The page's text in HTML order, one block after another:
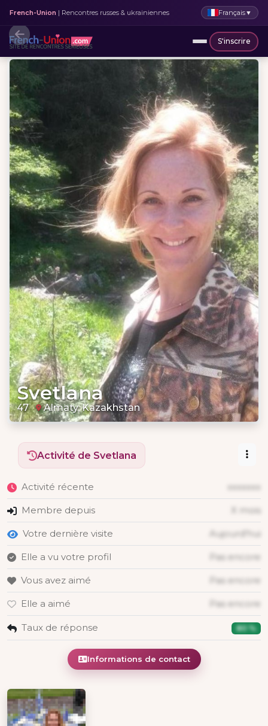
French-Union | Rencontres russes & ukrainiennes Français▼
S'inscrire
Svetlana
47 Almaty, Kazakhstan
Activité de Svetlana
Activité récente xxxxxxx
Membre depuis X mois
Votre dernière visite Aujourd'hui
Elle a vu votre profil Pas encore
Vous avez aimé Pas encore
Elle a aimé Pas encore
Taux de réponse 80 %
Informations de contact